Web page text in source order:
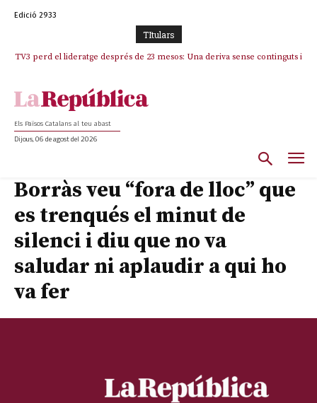
Edició 2933
TItulars
TV3 perd el lideratge després de 23 mesos: Una deriva sense continguts i
Els Països Catalans al teu abast
Dijous, 06 de agost del 2026
Borràs veu “fora de lloc” que
es trenqués el minut de
silenci i diu que no va
saludar ni aplaudir a qui ho
va fer